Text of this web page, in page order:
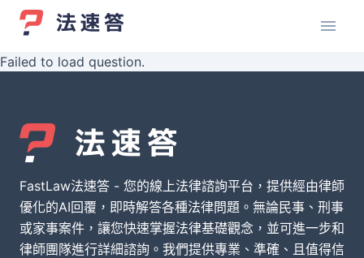
Failed to load question.
FastLaw法速答 - 您的線上法律諮詢平台，提供經由律師
優化的AI回覆，即時解答各種法律問題。無論民事、刑事
或家事案件，讓您快速掌握法律基礎觀念，並可進一步和
律師團隊進行詳細諮詢。我們提供專業、準確、且值得信